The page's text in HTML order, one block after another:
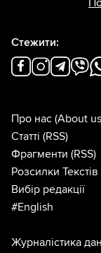
Стежити:
Про нас (About
Статті (RSS)
Фрагменти (RSS)
Розсилки Текстів
Вибір редакції
#English
Журналістика